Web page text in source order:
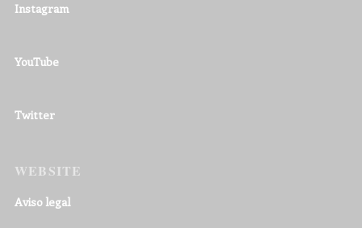
Instagram
YouTube
Twitter
WEBSITE
Aviso legal